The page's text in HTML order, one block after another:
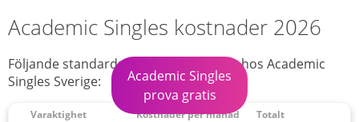
Academic Singles kostnader 2026
Följande standardpriser är tillgängliga hos Academic
Singles Sverige:
Varaktighet Kostnader per månad Totalt
Academic Singles
prova gratis